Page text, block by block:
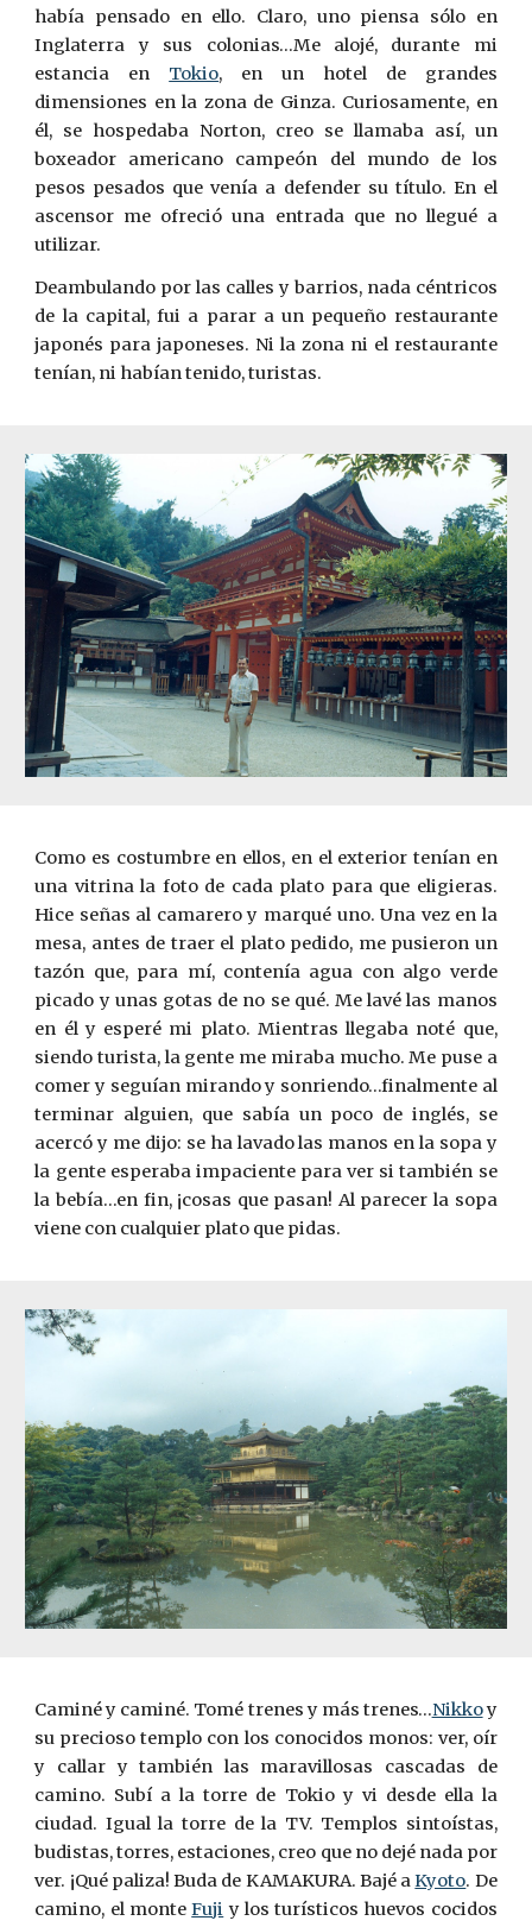
había pensado en ello. Claro, uno piensa sólo en
Inglaterra y sus colonias…Me alojé, durante mi
estancia en Tokio, en un hotel de grandes
dimensiones en la zona de Ginza. Curiosamente, en
él, se hospedaba Norton, creo se llamaba así, un
boxeador americano campeón del mundo de los
pesos pesados que venía a defender su título. En el
ascensor me ofreció una entrada que no llegué a
utilizar.
Deambulando por las calles y barrios, nada céntricos
de la capital, fui a parar a un pequeño restaurante
japonés para japoneses. Ni la zona ni el restaurante
tenían, ni habían tenido, turistas.
Como es costumbre en ellos, en el exterior tenían en
una vitrina la foto de cada plato para que eligieras.
Hice señas al camarero y marqué uno. Una vez en la
mesa, antes de traer el plato pedido, me pusieron un
tazón que, para mí, contenía agua con algo verde
picado y unas gotas de no se qué. Me lavé las manos
en él y esperé mi plato. Mientras llegaba noté que,
siendo turista, la gente me miraba mucho. Me puse a
comer y seguían mirando y sonriendo…finalmente al
terminar alguien, que sabía un poco de inglés, se
acercóy me dijo: se ha lavado las manos en la sopa y
la gente esperaba impaciente para ver si también se
la bebía…en fin, ¡cosas que pasan! Al parecer la sopa
viene con cualquier plato que pidas.
Caminé y caminé. Tomé trenes y más trenes…Nikkoy
su precioso templo con los conocidos monos: ver, oír
y callar y también las maravillosas cascadas de
camino. Subí a la torre de Tokio y vi desde ella la
ciudad. Igual la torre de la TV. Templos sintoístas,
budistas, torres, estaciones, creo que no dejé nada por
ver. ¡Qué paliza! Buda de KAMAKURA. Bajé aKyoto. De
camino, el monteFuji y los turísticos huevos cocidos